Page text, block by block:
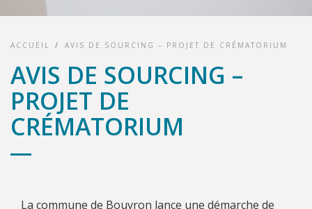
ACCUEIL / AVIS DE SOURCING – PROJET DE CRÉMATORIUM
AVIS DE SOURCING –
PROJET DE
CRÉMATORIUM
La commune de Bouvron lance une démarche de